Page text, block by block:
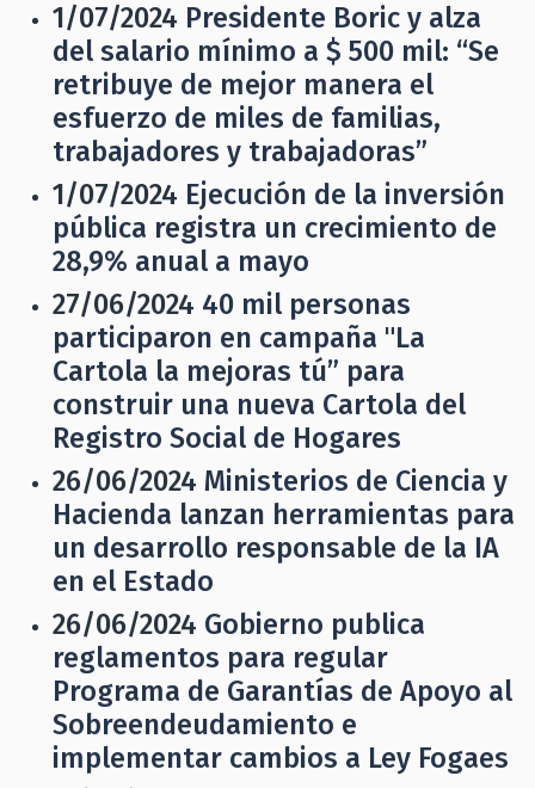
1/07/2024 Presidente Boric y alza
del salario mínimo a $ 500 mil: “Se
retribuye de mejor manera el
esfuerzo de miles de familias,
trabajadores y trabajadoras”
1/07/2024 Ejecución de la inversión
pública registra un crecimiento de
28,9% anual a mayo
27/06/2024 40 mil personas
participaron en campaña "La
Cartola la mejoras tú” para
construir una nueva Cartola del
Registro Social de Hogares
26/06/2024 Ministerios de Ciencia y
Hacienda lanzan herramientas para
un desarrollo responsable de la IA
en el Estado
26/06/2024 Gobierno publica
reglamentos para regular
Programa de Garantías de Apoyo al
Sobreendeudamiento e
implementar cambios a Ley Fogaes